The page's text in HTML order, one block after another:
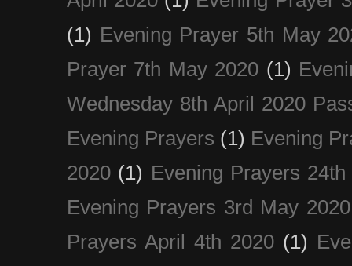
(1) Evening Prayer 5th May
Prayer 7th May 2020 (1)
Wednesday 8th April 2020
Evening Prayers (1) Evening
2020 (1) Evening Prayers
Evening Prayers 3rd May 2020
Prayers April 4th 2020 (1)